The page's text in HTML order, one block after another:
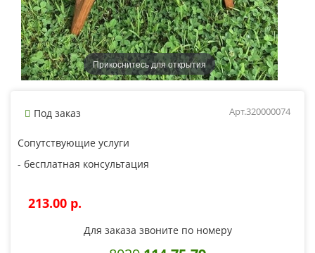
Прикоснитесь для открытия
Под заказ Арт.320000074
Сопутствующие услуги
- бесплатная консультация
213.00 p.
Для заказа звоните по номеру